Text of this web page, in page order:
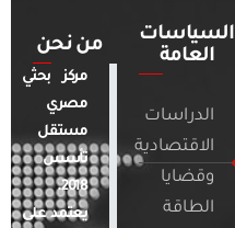
السياسات
العامة
الدراسات
الاقتصادية
وقضايا
الطاقة
من نحن
مركز بحثي
مصري
مستقل
تأسس
2018.
يعتمد على